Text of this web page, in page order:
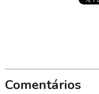
Comentários